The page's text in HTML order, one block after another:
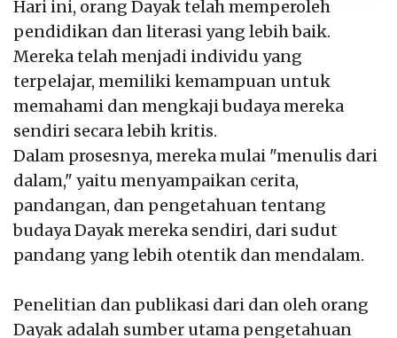
Hari ini, orang Dayak telah memperoleh
pendidikan dan literasi yang lebih baik.
Mereka telah menjadi individu yang
terpelajar, memiliki kemampuan untuk
memahami dan mengkaji budaya mereka
sendiri secara lebih kritis.
Dalam prosesnya, mereka mulai "menulis dari
dalam," yaitu menyampaikan cerita,
pandangan, dan pengetahuan tentang
budaya Dayak mereka sendiri, dari sudut
pandang yang lebih otentik dan mendalam.
Penelitian dan publikasi dari dan oleh orang
Dayak adalah sumber utama pengetahuan